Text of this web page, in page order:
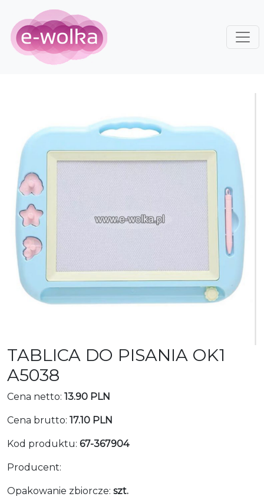
TABLICA DO PISANIA OK1
A5038
Cena netto: 13.90 PLN
Cena brutto: 17.10 PLN
Kod produktu: 67-367904
Producent:
Opakowanie zbiorcze: szt.